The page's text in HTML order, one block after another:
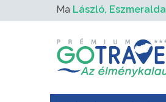
Ma László, Eszmeralda